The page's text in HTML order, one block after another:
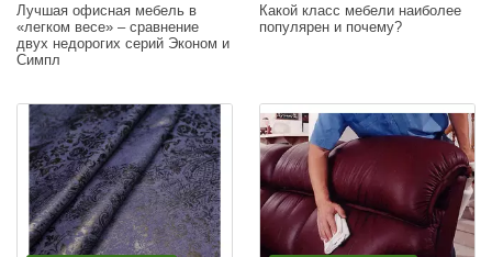
Лучшая офисная мебель в
«легком весе» – сравнение
двух недорогих серий Эконом и
Симпл
Какой класс мебели наиболее
популярен и почему?